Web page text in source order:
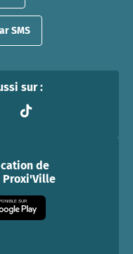
SMS
sur :
de
Proxi'Ville
SUR